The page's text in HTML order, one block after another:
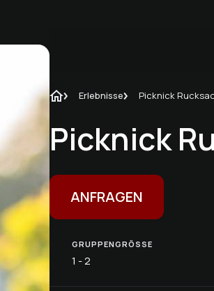
Erlebnisse Picknick
Picknick
ANFRAGEN
GRUPPENGRÖSSE
1 - 2